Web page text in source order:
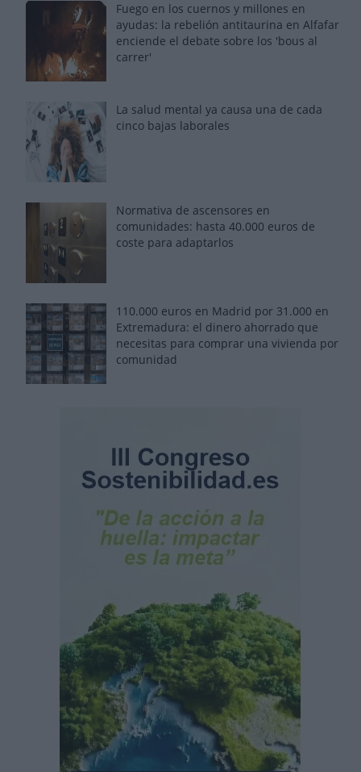
Fuego en los cuernos y millones en
ayudas: la rebelión antitaurina en Alfafar
enciende el debate sobre los 'bous al
carrer'
La salud mental ya causa una de cada
cinco bajas laborales
Normativa de ascensores en
comunidades: hasta 40.000 euros de
coste para adaptarlos
110.000 euros en Madrid por 31.000 en
Extremadura: el dinero ahorrado que
necesitas para comprar una vivienda por
comunidad